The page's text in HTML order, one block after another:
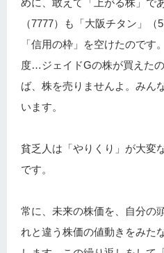
（7777）も「大阪チタン」
「信用の枠」を空けたので
度…ジェイドGの株が買えた
ば、株を売りませんよ。みん
います。
貧乏人は「やりくり」が大変
です。
常に、未来の株価を、自分の
れと違う株価の値動きをみた